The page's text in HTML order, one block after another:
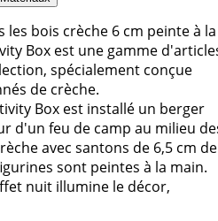
les bois crèche 6 cm peinte à la
Box est une gamme
spécialement conçue
de crèche.
Box est installé un berger
d'un feu de camp au milieu
avec santons de 6,5 cm de
sont peintes à la main.
nuit illumine le décor,